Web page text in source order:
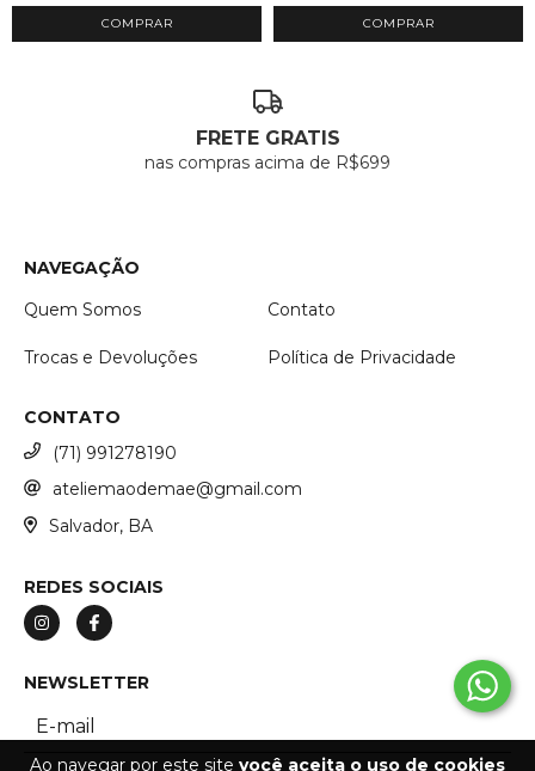
Ao navegar por este site você aceita o uso de cookies
COMPRAR COMPRAR
FRETE GRATIS
nas compras acima de R$699
NAVEGAÇÃO
Quem Somos
Contato
Trocas e Devoluções Política de Privacidade
CONTATO
(71) 991278190
ateliemaodemae@gmail.com
Salvador, BA
REDES SOCIAIS
NEWSLETTER